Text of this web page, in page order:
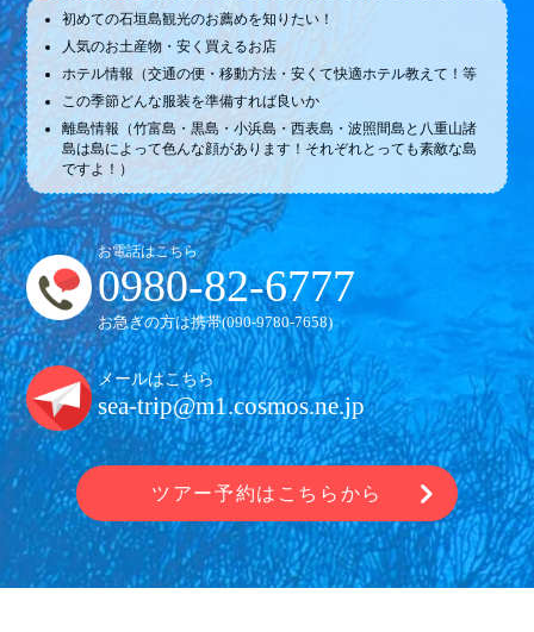
初めての石垣島観光のお薦めを知りたい！
人気のお土産物・安く買えるお店
ホテル情報（交通の便・移動方法・安くて快適ホテル教えて！等
この季節どんな服装を準備すれば良いか
離島情報（竹富島・黒島・小浜島・西表島・波照間島と八重山諸
島は島によって色んな顔があります！それぞれとっても素敵な島
ですよ！）
お電話はこちら
0980-82-6777
お急ぎの方は携帯(090-9780-7658)
メールはこちら
sea-trip@m1.cosmos.ne.jp
ツアー予約はこちらから